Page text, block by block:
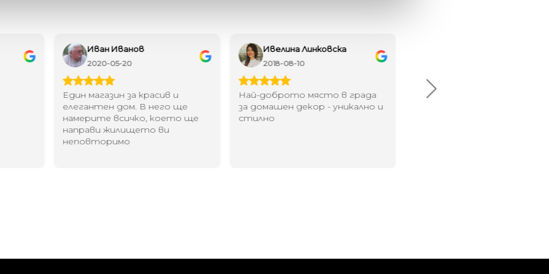
Иван Иванов
2020-05-20
Един магазин за красив и
елегантен дом. В него ще
намерите всичко, което ще
направи жилището ви
неповторимо
Ивелина Линковска
2018-08-10
Най-доброто място в града
за домашен декор - уникално и
стилно
Хареса ми